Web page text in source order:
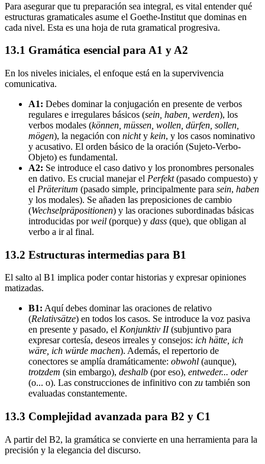
Para asegurar que tu preparación sea integral, es vital entender qué
estructuras gramaticales asume el Goethe-Institut que dominas en
cada nivel. Esta es una hoja de ruta gramatical progresiva.
13.1 Gramática esencial para A1 y A2
En los niveles iniciales, el enfoque está en la supervivencia
comunicativa.
A1: Debes dominar la conjugación en presente de verbos
regulares e irregulares básicos (sein, haben, werden), los
verbos modales (können, müssen, wollen, dürfen, sollen,
mögen), la negación con nichty kein, y los casos nominativo
y acusativo. El orden básico de la oración (Sujeto-Verbo-
Objeto) es fundamental.
A2: Se introduce el caso dativo y los pronombres personales
en dativo. Es crucial manejar el Perfekt(pasado compuesto) y
el Präteritum (pasado simple, principalmente para sein, haben
y los modales). Se añaden las preposiciones de cambio
(Wechselpräpositionen) y las oraciones subordinadas básicas
introducidas porweil (porque) y dass (que), que obligan al
verbo a ir al final.
13.2 Estructuras intermedias para B1
El salto al B1 implica poder contar historias y expresar opiniones
matizadas.
B1: Aquí debes dominar las oraciones de relativo
(Relativsätze) en todos los casos. Se introduce la voz pasiva
en presente y pasado, el Konjunktiv II(subjuntivo para
expresar cortesía, deseos irreales y consejos: ich hätte, ich
wäre, ich würde machen). Además, el repertorio de
conectores se amplía dramáticamente: obwohl (aunque),
trotzdem (sin embargo), deshalb (por eso), entweder... oder
(o... o). Las construcciones de infinitivo con zu también son
evaluadas constantemente.
13.3 Complejidad avanzada para B2 y C1
A partir del B2, la gramática se convierte en una herramienta para la
precisión y la elegancia del discurso.